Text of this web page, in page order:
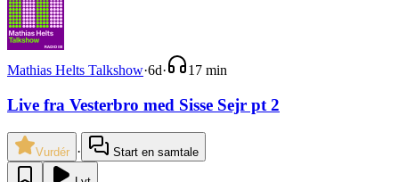
Mathias Helts Talkshow·6d· 17 min
Live fra Vesterbro med Sisse Sejr pt 2
Vurdér · Start en samtale